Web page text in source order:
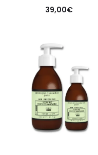
39,00€